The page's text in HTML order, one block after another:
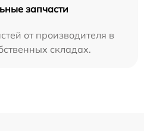
запчасти
от производителя в
складах.